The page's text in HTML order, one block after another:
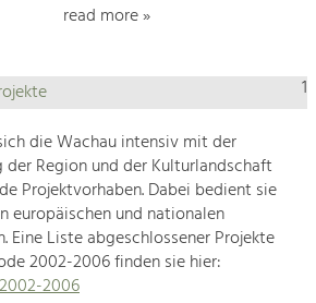
read more »
1
die Wachau intensiv mit der
Region und der Kulturlandschaft
Projektvorhaben. Dabei bedient sie
europäischen und nationalen
Eine Liste abgeschlossener Projekte
2002-2006 finden sie hier:
2006